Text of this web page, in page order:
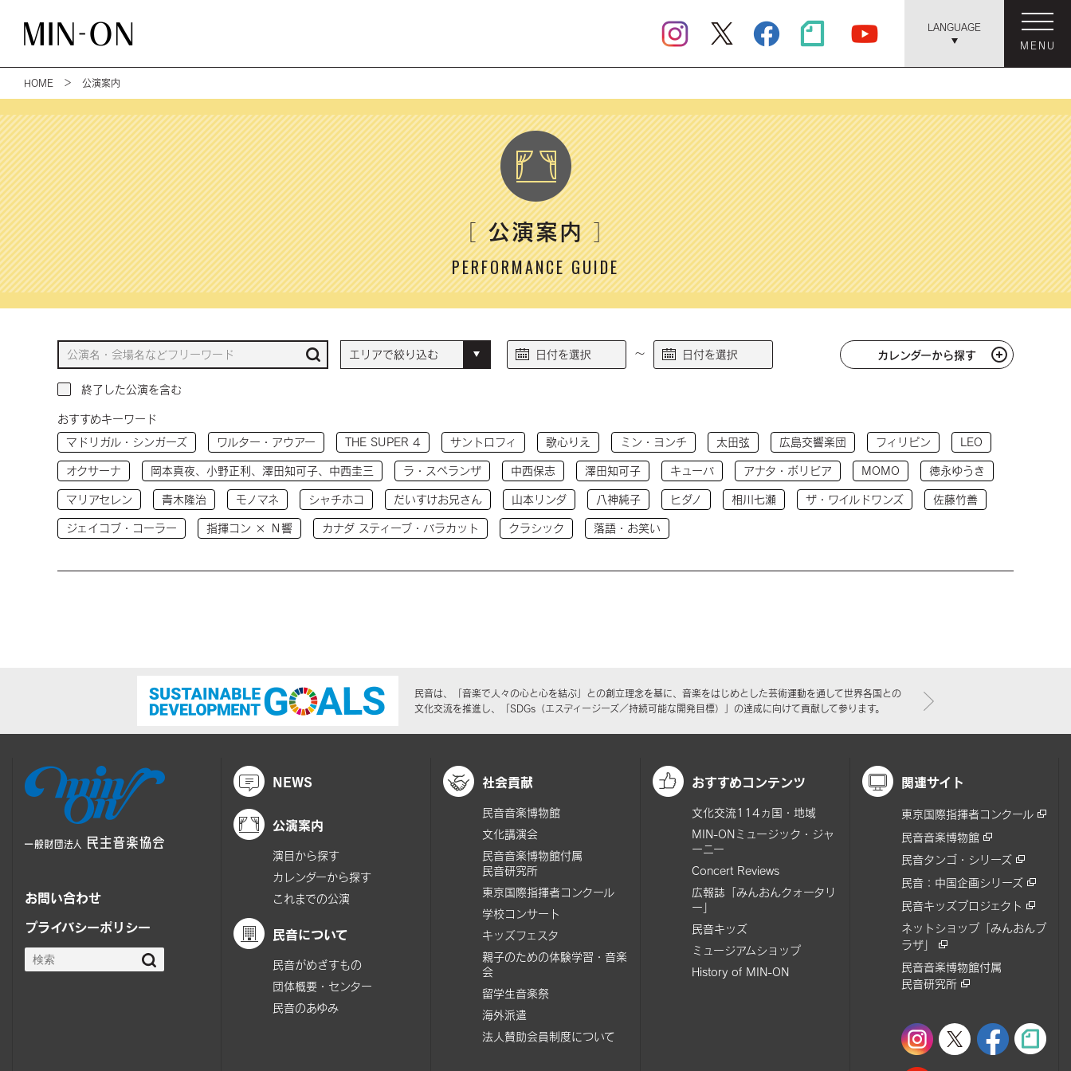
LANGUAGE
MENU
HOME ＞ 公演案内
［公演案内］
PERFORMANCE GUIDE
～ カレンダーから探す
終了した公演を含む
おすすめキーワード
マドリガル・シンガーズ
ワルター・アウアー THE SUPER 4 サントロフィ 歌心りえ ミン・ヨンチ 太田弦 広島交響楽団 フィリピン LEO
オクサーナ 岡本真夜、小野正利、澤田知可子、中西圭三 ラ・スペランザ 中西保志 澤田知可子 キューバ アナタ・ボリビア MOMO 徳永ゆうき
マリアセレン 青木隆治 モノマネ シャチホコ だいすけお兄さん 山本リンダ 八神純子 ヒダノ 相川七瀬 ザ・ワイルドワンズ 佐藤竹善
ジェイコブ・コーラー 指揮コン × Ｎ響 カナダ スティーブ・バラカット クラシック 落語・お笑い
民音は、「音楽で人々の心と心を結ぶ」との創立理念を基に、音楽をはじめとした芸術運動を通して世界各国との
文化交流を推進し、「SDGs（エスディージーズ／持続可能な開発目標）」の達成に向けて貢献して参ります。
お問い合わせ
プライバシーポリシー
NEWS
公演案内
演目から探す
カレンダーから探す
これまでの公演
民音について
民音がめざすもの
団体概要・センター
民音のあゆみ
社会貢献
民音音楽博物館
文化講演会
民音音楽博物館付属
民音研究所
東京国際指揮者コンクール
学校コンサート
キッズフェスタ
親子のための体験学習・音楽
会
留学生音楽祭
海外派遣
法人賛助会員制度について
おすすめコンテンツ
文化交流114ヵ国・地域
MIN-ONミュージック・ジャ
ーニー
Concert Reviews
広報誌「みんおんクォータリ
ー」
民音キッズ
ミュージアムショップ
History of MIN-ON
関連サイト
東京国際指揮者コンクール
民音音楽博物館
民音タンゴ・シリーズ
民音：中国企画シリーズ
民音キッズプロジェクト
ネットショップ「みんおんプ
ラザ」
民音音楽博物館付属
民音研究所